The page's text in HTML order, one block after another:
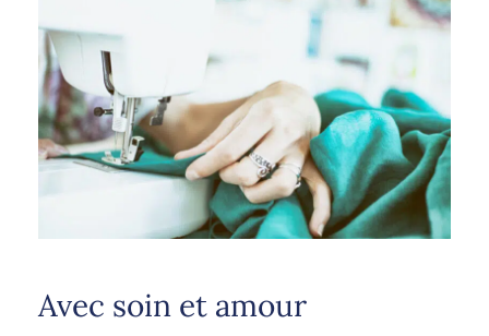
Avec soin et amour